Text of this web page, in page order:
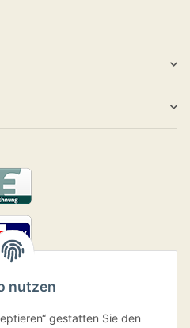
nutzen
gestatten Sie den